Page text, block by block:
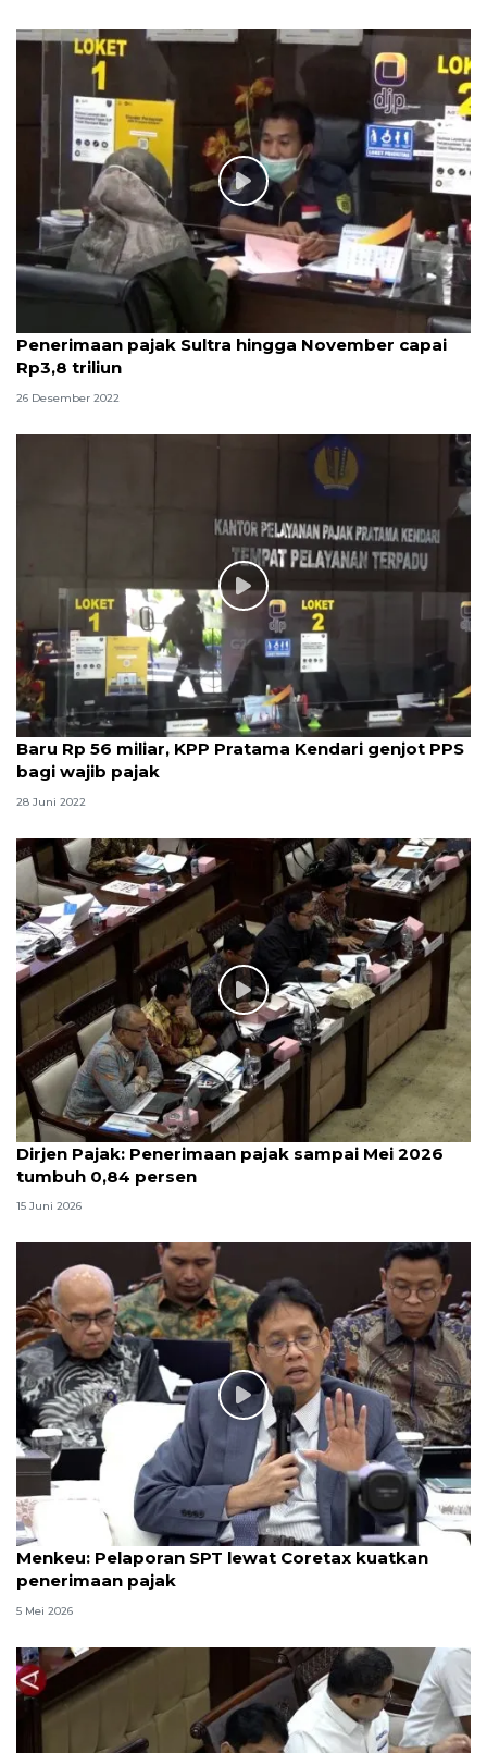
Penerimaan pajak Sultra hingga November capai
Rp3,8 triliun
26 Desember 2022
Baru Rp 56 miliar, KPP Pratama Kendari genjot PPS
bagi wajib pajak
28 Juni 2022
Dirjen Pajak: Penerimaan pajak sampai Mei 2026
tumbuh 0,84 persen
15 Juni 2026
Menkeu: Pelaporan SPT lewat Coretax kuatkan
penerimaan pajak
5 Mei 2026